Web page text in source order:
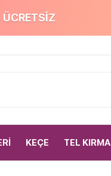
KEÇE TEL KIRMA